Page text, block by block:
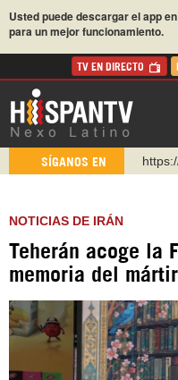
Usted puede descargar el app
para un mejor funcionamiento.
TV EN DIRECTO
SÍGANOS EN
NOTICIAS DE IRÁN
Teherán acoge la
memoria del